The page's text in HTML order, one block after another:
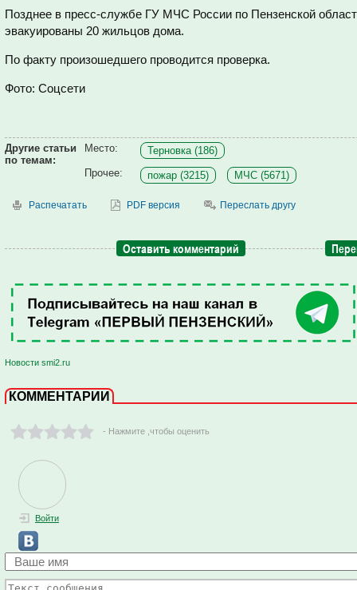
Позднее в пресс-службе ГУ МЧС России по Пензенской
эвакуированы 20 жильцов дома.
По факту произошедшего проводится проверка.
Фото: Соцсети
Другие статьи
по темам:
Место:
Терновка (186)
Прочее:
пожар (3215) МЧС (5671)
Распечатать PDF версия Переслать другу
Оставить комментарий
Новости smi2.ru
КОММЕНТАРИИ
- Нажмите ,чтобы оценить
Войти